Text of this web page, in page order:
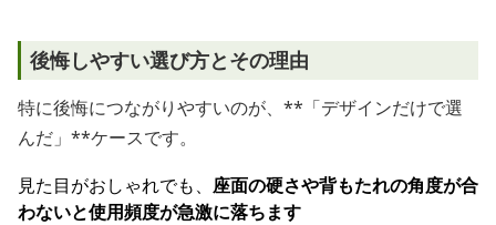
後悔しやすい選び方とその理由
特に後悔につながりやすいのが、**「デザインだけで選
んだ」**ケースです。
見た目がおしゃれでも、 座面の硬さや背もたれの角度が合
わないと使用頻度が急激に落ちます